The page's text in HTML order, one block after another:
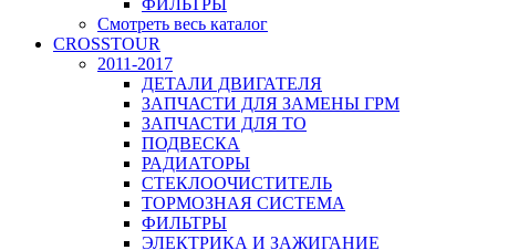
ФИЛЬТРЫ
Смотреть весь каталог
CROSSTOUR
2011-2017
ДЕТАЛИ ДВИГАТЕЛЯ
ЗАПЧАСТИ ДЛЯ ЗАМЕНЫ ГРМ
ЗАПЧАСТИ ДЛЯ ТО
ПОДВЕСКА
РАДИАТОРЫ
СТЕКЛООЧИСТИТЕЛЬ
ТОРМОЗНАЯ СИСТЕМА
ФИЛЬТРЫ
ЭЛЕКТРИКА И ЗАЖИГАНИЕ